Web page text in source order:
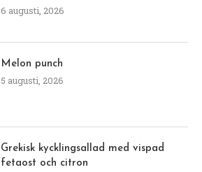
6 augusti, 2026
Melon punch
5 augusti, 2026
Grekisk kycklingsallad med vispad
fetaost och citron